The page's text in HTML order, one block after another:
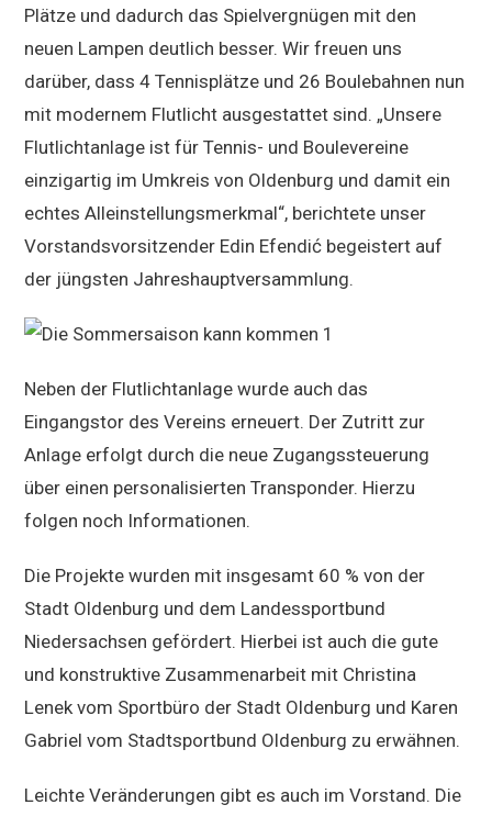
Plätze und dadurch das Spielvergnügen mit den
neuen Lampen deutlich besser. Wir freuen uns
darüber, dass 4 Tennisplätze und 26 Boulebahnen nun
mit modernem Flutlicht ausgestattet sind. „Unsere
Flutlichtanlage ist für Tennis- und Boulevereine
einzigartig im Umkreis von Oldenburg und damit ein
echtes Alleinstellungsmerkmal“, berichtete unser
Vorstandsvorsitzender Edin Efendić begeistert auf
der jüngsten Jahreshauptversammlung.
Neben der Flutlichtanlage wurde auch das
Eingangstor des Vereins erneuert. Der Zutritt zur
Anlage erfolgt durch die neue Zugangssteuerung
über einen personalisierten Transponder. Hierzu
folgen noch Informationen.
Die Projekte wurden mit insgesamt 60 % von der
Stadt Oldenburg und dem Landessportbund
Niedersachsen gefördert. Hierbei ist auch die gute
und konstruktive Zusammenarbeit mit Christina
Lenek vom Sportbüro der Stadt Oldenburg und Karen
Gabriel vom Stadtsportbund Oldenburg zu erwähnen.
Leichte Veränderungen gibt es auch im Vorstand. Die